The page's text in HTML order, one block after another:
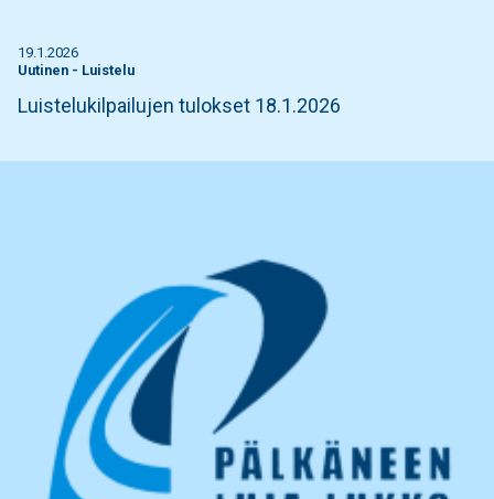
19.1.2026
Uutinen - Luistelu
Luistelukilpailujen tulokset 18.1.2026